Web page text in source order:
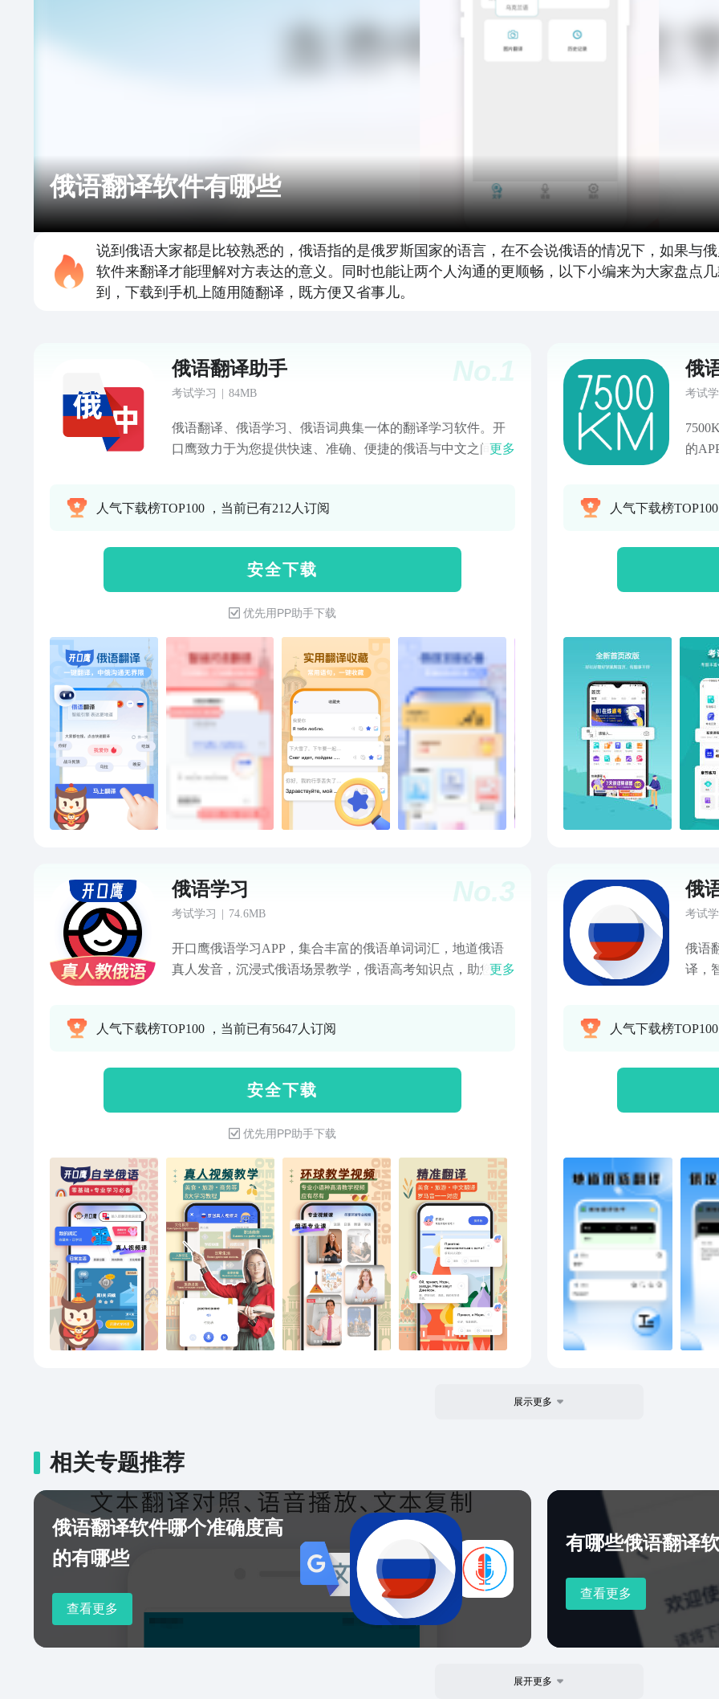
俄语翻译软件有哪些
说到俄语大家都是比较熟悉的，俄语指的是俄罗斯国家的语言，在不会说俄语的情况下，如果与
软件来翻译才能理解对方表达的意义。同时也能让两个人沟通的更顺畅，以下小编来为大家盘点
到，下载到手机上随用随翻译，既方便又省事儿。
No.1
俄语翻译助手
考试学习 84MB
俄语翻译、俄语学习、俄语词典集一体的翻译学习软件。开
口鹰致力于为您提供快速、准确、便捷的俄语与中文之间的
旅行爱好者，俄语翻译助手都是您不可或缺的翻译利器。
音输入和文本输入两种方式，即刻获得翻译结果，让沟通流
畅无阻。实时翻译：独特的同声传译功能，即时获取翻译内
容，不错过任何重要信息。历史记录：自动保存您的翻译历
史，方便随时回顾和复习，是学习的好帮手。词汇收藏：遇
到生词难句？一键收藏，随时随地巩固记忆，提升语言能
力。发音功能：提供准确的俄语和中文发音，帮助您纠正发
音，自信开口说。——【俄语学习资源，全面助力】——丰
富学习资源：俄语翻译助手不仅是一款翻译工具，更是您学
习俄语的得力助手。内置了丰富的俄语学习资料，包括基础
词汇、常用短语、语法讲解、情景对话等，帮助您从零开始
逐步掌握俄语。界面简洁友好：清晰直观的界面设计，让您
轻松上手，享受翻译的乐趣。俄语元辅音学习：掌握俄语的
基础，从元辅音开始。我们特别增设了元辅音学习模块，通
过生动的图示、发音示范和练习题目，帮助您准确掌握俄语
手写体查询功能，让您轻松识别并学习俄语的书写规范。无
论是练习书写还是阅读文献，都能助您一臂之力。俄语弹舌
担心，我们为您准备了详细的弹舌小技巧，包括发音要领、
练习方法等。通过反复练习和模仿，您也能轻松掌握这一独
语、泰语、日语、韩语等热门语种，助力精准表达，沟通无
家包括俄罗斯、白俄罗斯、哈萨克斯坦、吉尔吉斯斯坦及塔
吉克斯坦。无论您身处何地，只要打开俄语翻译助手，就能
轻松跨越语言界限，与世界自由对话。
更多
人气下载榜TOP100 ，当前已有212人订阅
安 全 下 载
优先用PP助手下载
俄
考试
的
一些
汉语
汉
行
性
对
际
希
考
我
语
石油
变动
考试
让您
考点
单词
反馈
们将
人气下载榜
No.3
俄语学习
考试学习 74.6MB
开口鹰俄语学习APP，集合丰富的俄语单词词汇，地道俄语
真人发音，沉浸式俄语场景教学，俄语高考知识点，助您轻
准备、工作需求，还是出于对俄罗斯文化的热爱，开口鹰俄
语-真人发音教学】应用内置高清真人发音视频，每个字母发
音、每句日常对话均由专业俄语教师录制。通过开口鹰独特
的发音训练体系，您能在模仿中精准掌握俄语发音细节，快
速练就地道自信的口语能力。【开口鹰俄语-场景化教学】首
创八大主题场景覆盖全领域：从日常生活到金融法律，从旅
游购物到职场社交。每个场景由[开口鹰教研团队]精心设计，
配合标准真人发音，带您沉浸式体验真实的俄语环境。这
种"学以致用"的教学模式，让语言学习生动有趣。【开口鹰
俄语-全能翻译系统】搭载智能翻译引擎，支持单词速查与整
句互译。无论是研读俄文文献，还是与俄罗斯友人畅聊，开
口鹰的实时翻译功能都能助您打破语言壁垒，享受跨文化沟
通的乐趣。【开口鹰俄语-高清视频课程】专为初学者设计的
进阶式教学体系，从字母认知到流利对话循序渐进。每一步
都清晰明了。更有创新的“旅游+学习”视频课程，让您在欣赏
泰语、阿拉伯语、意大利语、丹麦语等30+冷门语言资源库。
深耕全球语言脉络，构建突破常规的学习体验。让我们一
起，用语言探索世界，让开口鹰成为您走向世界大陆的金钥
匙！
更多
人气下载榜TOP100 ，当前已有5647人订阅
安 全 下 载
优先用PP助手下载
俄
考试
俄语
译，
人声
人气下载榜
展示更多
相关专题推荐
俄语翻译软件哪个准确度高
的有哪些
查看更多
有哪些俄语翻译
查看更多
展开更多